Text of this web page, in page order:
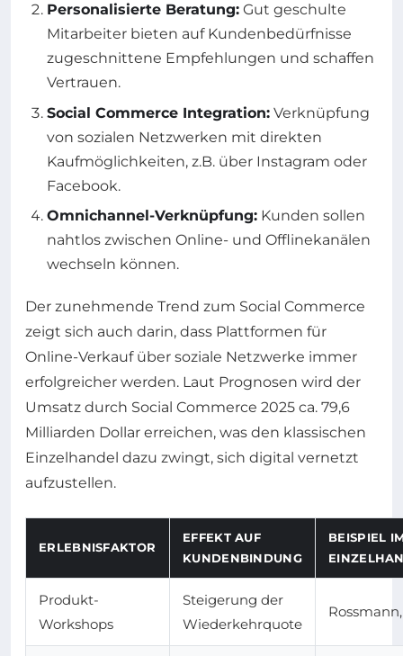
Personalisierte Beratung: Gut geschulte
Mitarbeiter bieten auf Kundenbedürfnisse
zugeschnittene Empfehlungen und schaffen
Vertrauen.
Social Commerce Integration: Verknüpfung
von sozialen Netzwerken mit direkten
Kaufmöglichkeiten, z.B. über Instagram oder
Facebook.
Omnichannel-Verknüpfung: Kunden sollen
nahtlos zwischen Online- und Offlinekanälen
wechseln können.
Der zunehmende Trend zum Social Commerce
zeigt sich auch darin, dass Plattformen für
Online-Verkauf über soziale Netzwerke immer
erfolgreicher werden. Laut Prognosen wird der
Umsatz durch Social Commerce 2025 ca. 79,6
Milliarden Dollar erreichen, was den klassischen
Einzelhandel dazu zwingt, sich digital vernetzt
aufzustellen.
ERLEBNISFAKTOR
EFFEKT AUF
KUNDENBINDUNG
BEISPIEL
Produkt-
Workshops
Steigerung der
Wiederkehrquote